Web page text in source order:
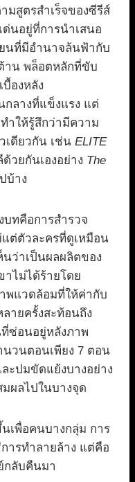
มสูตรสำเร็จของซีรีส์
นอยู่ที่การนำเสนอ
นที่มีอำนาจล้นฟ้ากับ
าน พล็อตหลักที่ขับ
องหลัง
ลางที่แข็งแรง แต่
ำให้รู้สึกว่ามีความ
เดียวกัน เช่น ELITE
วยกันเองอย่าง The
บ้าง
ทคือการสำรวจ
ต่ตัวละครที่ดูเหมือน
นว่าเป็นผลผลิตของ
าไม่ได้ร้ายโดย
พแวดล้อมที่ให้ค่ากับ
ายครั้งสะท้อนถึง
ซ่อนอยู่หลังภาพ
วนตอนเพียง 7 ตอน
ะปมขัดแย้งบางอย่าง
ผลไปในบางจุด
นเพื่อคนบางกลุ่ม การ
ารทำลายล้าง แต่คือ
กลับคืนมา